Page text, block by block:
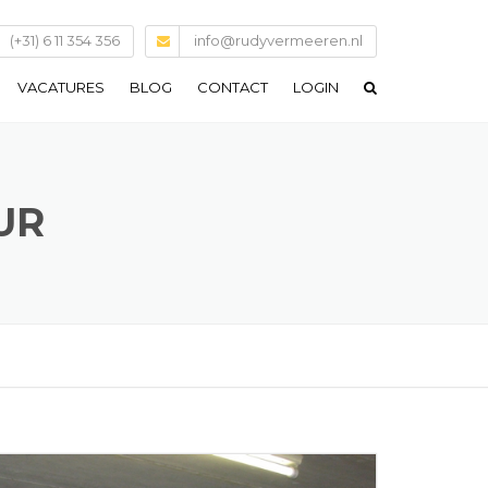
(+31) 6 11 354 356 info@rudyvermeeren.nl
VACATURES BLOG CONTACT LOGIN